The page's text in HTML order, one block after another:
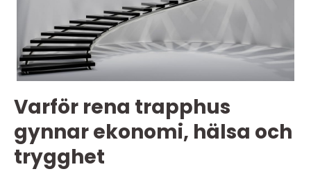
Varför rena trapphus
gynnar ekonomi, hälsa och
trygghet